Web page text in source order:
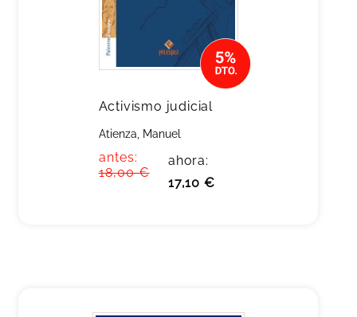
Activismo judicial
Atienza, Manuel
antes:
18,00 €
ahora:
17,10 €